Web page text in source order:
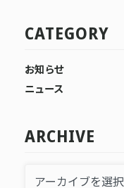
CATEGORY
お知らせ
ニュース
ARCHIVE